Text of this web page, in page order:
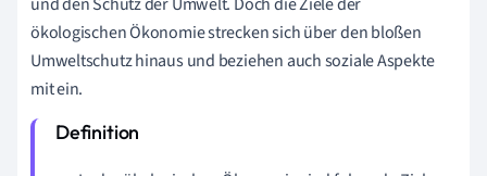
ökologischen Ökonomie strecken sich über den bloßen
Umweltschutz hinaus und beziehen auch soziale Aspekte
mit ein.